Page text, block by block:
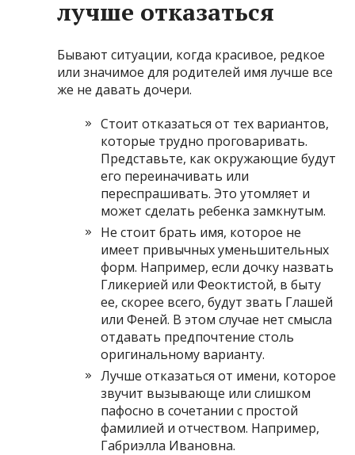
лучше отказаться
Бывают ситуации, когда красивое, редкое
или значимое для родителей имя лучше все
же не давать дочери.
Стоит отказаться от тех вариантов,
которые трудно проговаривать.
Представьте, как окружающие будут
его переиначивать или
переспрашивать. Это утомляет и
может сделать ребенка замкнутым.
Не стоит брать имя, которое не
имеет привычных уменьшительных
форм. Например, если дочку назвать
Гликерией или Феоктистой, в быту
ее, скорее всего, будут звать Глашей
или Феней. В этом случае нет смысла
отдавать предпочтение столь
оригинальному варианту.
Лучше отказаться от имени, которое
звучит вызывающе или слишком
пафосно в сочетании с простой
фамилией и отчеством. Например,
Габриэлла Ивановна.